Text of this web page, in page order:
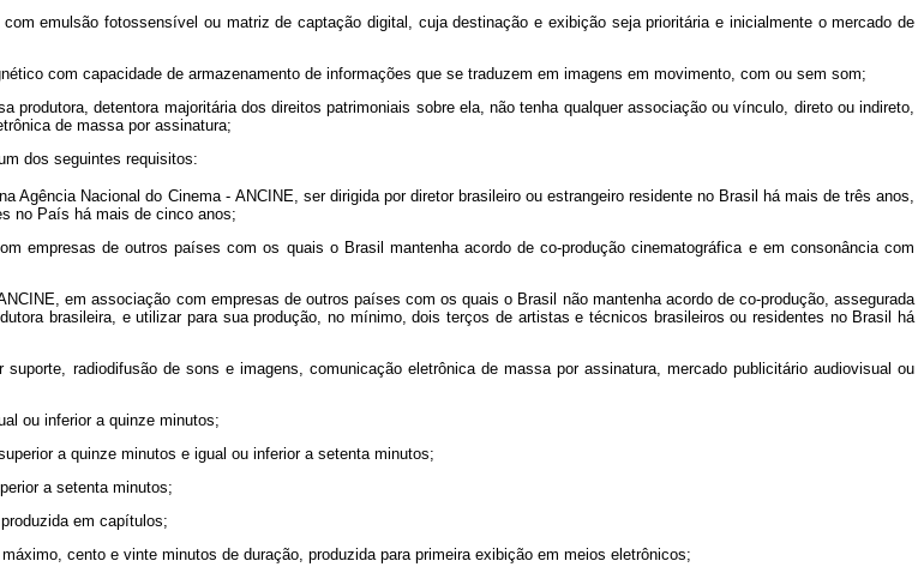
emulsão fotossensível ou matriz de captação digital, cuja destinação e exibição seja prioritária e inicialmente o mercado de
com capacidade de armazenamento de informações que se traduzem em imagens em movimento, com ou sem som;
produtora, detentora majoritária dos direitos patrimoniais sobre ela, não tenha qualquer associação ou vínculo, direto ou indireto,
de massa por assinatura;
dos seguintes requisitos:
Agência Nacional do Cinema - ANCINE, ser dirigida por diretor brasileiro ou estrangeiro residente no Brasil há mais de três anos,
no País há mais de cinco anos;
empresas de outros países com os quais o Brasil mantenha acordo de co-produção cinematográfica e em consonância com
em associação com empresas de outros países com os quais o Brasil não mantenha acordo de co-produção, assegurada
brasileira, e utilizar para sua produção, no mínimo, dois terços de artistas e técnicos brasileiros ou residentes no Brasil há
radiodifusão de sons e imagens, comunicação eletrônica de massa por assinatura, mercado publicitário audiovisual ou
ou inferior a quinze minutos;
a quinze minutos e igual ou inferior a setenta minutos;
a setenta minutos;
em capítulos;
cento e vinte minutos de duração, produzida para primeira exibição em meios eletrônicos;